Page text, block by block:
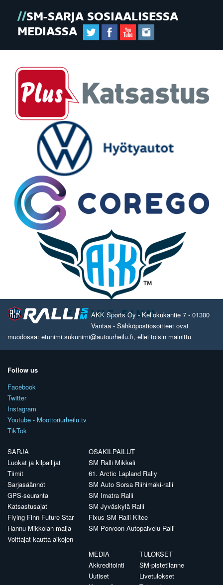
SM-SARJA SOSIAALISESSA
MEDIASSA
AKK Sports Oy - Kellokukantie 7 - 01300
Vantaa - Sähköpostiosoitteet ovat
muodossa: etunimi.sukunimi@autourheilu.fi, ellei toisin mainittu
Follow us
Facebook
Twitter
Instagram
Youtube - Moottoriurheilu.tv
TikTok
SARJA
Luokat ja kilpailijat
Tiimit
Sarjasäännöt
GPS-seuranta
Katsastusajat
Flying Finn Future Star
Hannu Mikkolan malja
Voittajat kautta aikojen
OSAKILPAILUT
SM Ralli Mikkeli
61. Arctic Lapland Rally
SM Auto Sorsa Riihimäki-ralli
SM Imatra Ralli
SM Jyväskylä Ralli
Fixus SM Ralli Kitee
SM Porvoon Autopalvelu Ralli
MEDIA
Akkreditointi
Uutiset
TULOKSET
SM-pistetilanne
Livetulokset